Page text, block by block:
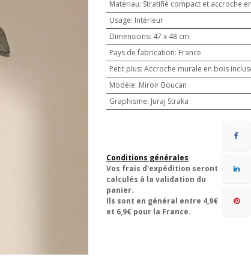
Matériau: Stratifié compact et accroche
Usage: Intérieur
Dimensions: 47 x 48 cm
Pays de fabrication: France
Petit plus: Accroche murale en bois
Modèle: Miroir Boucan
Graphisme: Juraj Straka
Conditions générales
Vos frais d'expédition seront
calculés à la validation du
panier.
Ils sont en général entre 4,9€
et 6,9€ pour la France.